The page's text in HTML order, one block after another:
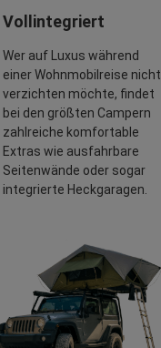
Vollintegriert
Wer auf Luxus während
einer Wohnmobilreise nicht
verzichten möchte, findet
bei den größten Campern
zahlreiche komfortable
Extras wie ausfahrbare
Seitenwände oder sogar
integrierte Heckgaragen.